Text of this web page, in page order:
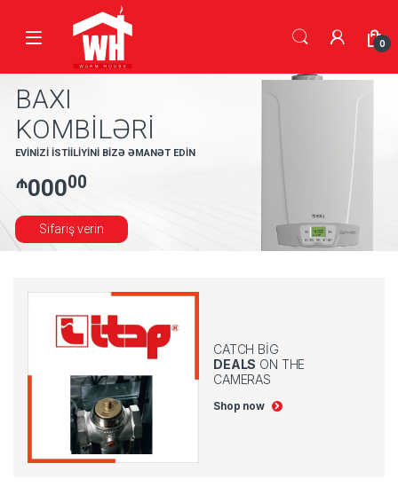
Skip to navigation
0
BAXI
KOMBİLƏRİ
EVİNİZİ İSTİİLİYİNİ BİZƏ ƏMANƏT EDİN
₼00000
Sifariş verin
CATCH BIG
DEALS ON THE
CAMERAS
Shop now